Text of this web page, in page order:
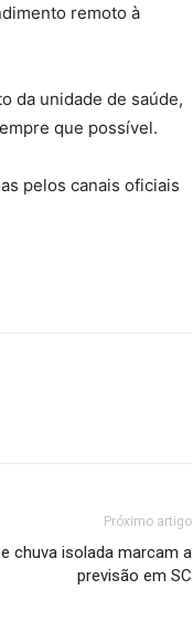
remoto à
da unidade de saúde,
que possível.
pelos canais oficiais
Próximo artigo
chuva isolada marcam a
previsão em SC